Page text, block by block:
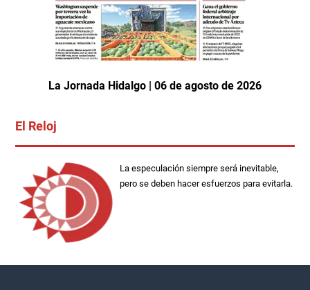
La Jornada Hidalgo | 06 de agosto de 2026
El Reloj
La especulación siempre será inevitable,
pero se deben hacer esfuerzos para evitarla.